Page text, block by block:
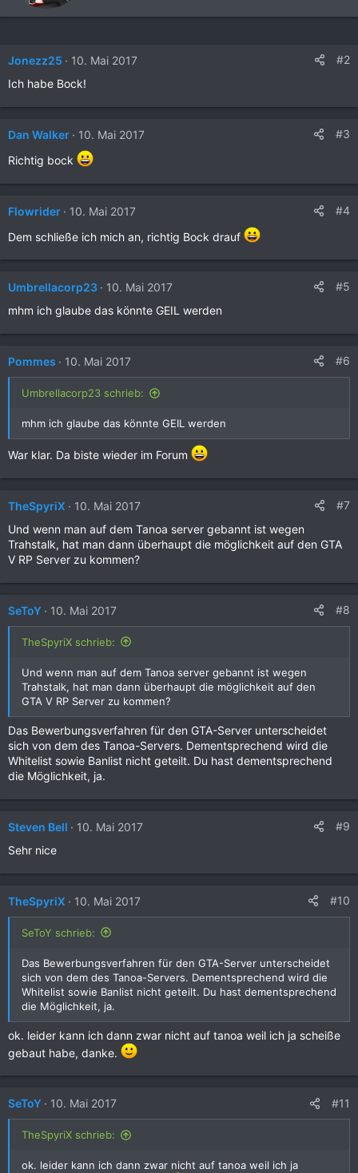
e
h
e
o
Jonezz25 10. Mai 2017
#2
Ich habe Bock!
Dan Walker 10. Mai 2017
#3
Richtig bock
Flowrider 10. Mai 2017
#4
Dem schließe ich mich an, richtig Bock drauf
Umbrellacorp23 10. Mai 2017
#5
mhm ich glaube das könnte GEIL werden
Pommes 10. Mai 2017 #6
Umbrellacorp23 schrieb:
mhm ich glaube das könnte GEIL werden
War klar. Da biste wieder im Forum
TheSpyriX 10. Mai 2017
#7
Und wenn man auf dem Tanoa server gebannt ist wegen
Trahstalk, hat man dann überhaupt die möglichkeit auf den GTA
V RP Server zu kommen?
SeToY 10. Mai 2017 #8
TheSpyriX schrieb:
Und wenn man auf dem Tanoa server gebannt ist wegen
Trahstalk, hat man dann überhaupt die möglichkeit auf den
GTA V RP Server zu kommen?
Das Bewerbungsverfahren für den GTA-Server unterscheidet
sich von dem des Tanoa-Servers. Dementsprechend wird die
Whitelist sowie Banlist nicht geteilt. Du hast dementsprechend
die Möglichkeit, ja.
Steven Bell 10. Mai 2017
#9
Sehr nice
TheSpyriX 10. Mai 2017 #10
SeToY schrieb:
Das Bewerbungsverfahren für den GTA-Server unterscheidet
sich von dem des Tanoa-Servers. Dementsprechend wird die
Whitelist sowie Banlist nicht geteilt. Du hast dementsprechend
die Möglichkeit, ja.
ok. leider kann ich dann zwar nicht auf tanoa weil ich ja scheiße
gebaut habe, danke.
SeToY 10. Mai 2017 #11
TheSpyriX schrieb:
ok. leider kann ich dann zwar nicht auf tanoa weil ich ja